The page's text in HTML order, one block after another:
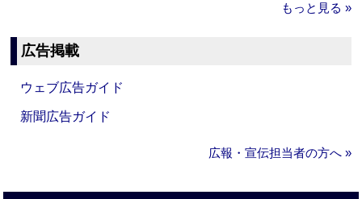
もっと見る »
広告掲載
ウェブ広告ガイド
新聞広告ガイド
広報・宣伝担当者の方へ »